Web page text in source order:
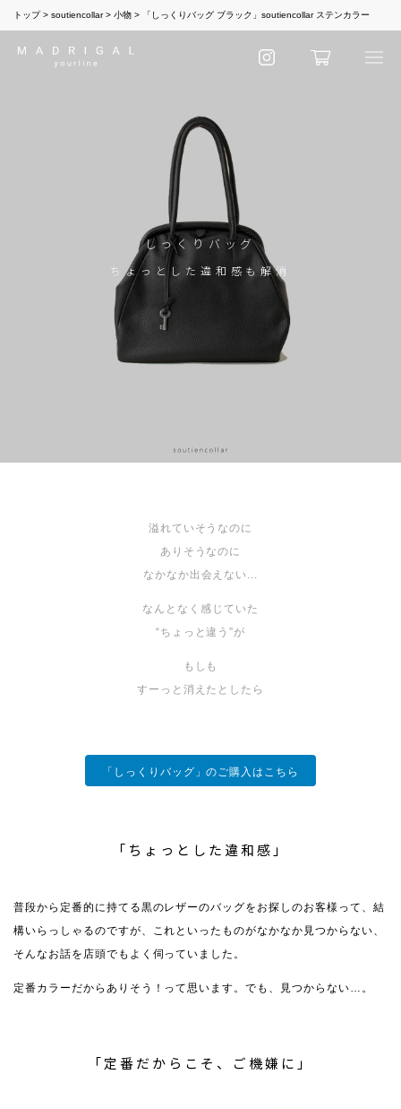
トップ soutiencollar 小物 「しっくりバッグ ブラック」soutiencollar ステンカラー
しっくりバッグ
ちょっとした違和感も解消
溢れていそうなのに
ありそうなのに
なかなか出会えない...
なんとなく感じていた
“ちょっと違う”が
もしも
すーっと消えたとしたら
「しっくりバッグ」のご購入はこちら
「ちょっとした違和感」
普段から定番的に持てる黒のレザーのバッグをお探しのお客様って、結
構いらっしゃるのですが、これといったものがなかなか見つからない、
そんなお話を店頭でもよく伺っていました。
定番カラーだからありそう！って思います。でも、見つからない…。
「定番だからこそ、ご機嫌に」